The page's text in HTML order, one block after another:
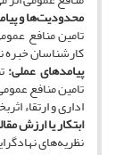
محدودیت‌ها و
تامین منافع
کارشناسان خبره
پیامدهای عملی:
تامین منافع
اداری و ارتقاء
ابتکار یا ارزش
نظریه‌های